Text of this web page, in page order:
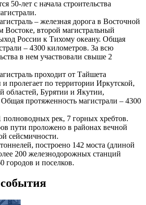
50-лет с начала строительства
– железная дорога в Восточной
второй магистральный
России к Тихому океану. Общая
– 4300 километров. За всю
в нем участвовали свыше 2
проходит от Тайшета
пролегает по территории Иркутской,
областей, Бурятии и Якутии,
протяженность магистрали – 4300
полноводных рек, 7 горных хребтов.
пути проложено в районах вечной
сейсмичности.
построено 142 моста (длиной
200 железнодорожных станций
городов и поселков.